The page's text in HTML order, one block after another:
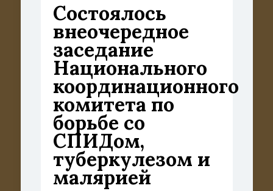
Состоялось
внеочередное
заседание
Национального
координационного
комитета по
борьбе со
СПИДом,
туберкулезом и
малярией